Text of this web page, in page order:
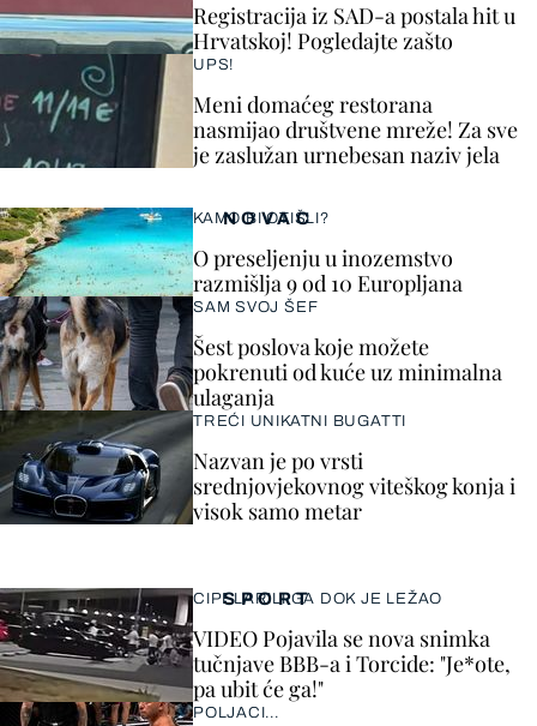
Registracija iz SAD-a postala hit u
Hrvatskoj! Pogledajte zašto
UPS!
Meni domaćeg restorana
nasmijao društvene mreže! Za sve
je zaslužan urnebesan naziv jela
SPORT
CIPELARILI GA DOK JE LEŽAO
VIDEO Pojavila se nova snimka
tučnjave BBB-a i Torcide: "Je*ote,
pa ubit će ga!"
POLJACI...
NOVAC
KAMO BI OTIŠLI?
O preseljenju u inozemstvo
razmišlja 9 od 10 Europljana
SAM SVOJ ŠEF
Šest poslova koje možete
pokrenuti od kuće uz minimalna
ulaganja
TREĆI UNIKATNI BUGATTI
Nazvan je po vrsti
srednjovjekovnog viteškog konja i
visok samo metar